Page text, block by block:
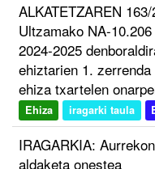
ALKATETZAREN
Ultzamako NA-
2024-2025
ehiztarien 1.
ehiza txartelen
Ehiza iragarki taula
IRAGARKIA:
aldaketa onestea